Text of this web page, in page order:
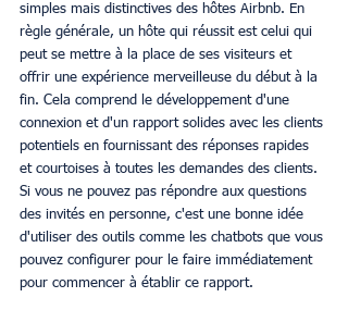
simples mais distinctives des hôtes Airbnb. En
règle générale, un hôte qui réussit est celui qui
peut se mettre à la place de ses visiteurs et
offrir une expérience merveilleuse du début à la
fin. Cela comprend le développement d'une
connexion et d'un rapport solides avec les clients
potentiels en fournissant des réponses rapides
et courtoises à toutes les demandes des clients.
Si vous ne pouvez pas répondre aux questions
des invités en personne, c'est une bonne idée
d'utiliser des outils comme les chatbots que vous
pouvez configurer pour le faire immédiatement
pour commencer à établir ce rapport.